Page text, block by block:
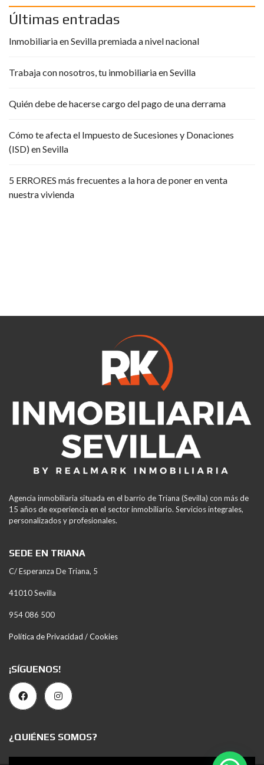
Últimas entradas
Inmobiliaria en Sevilla premiada a nivel nacional
Trabaja con nosotros, tu inmobiliaria en Sevilla
Quién debe de hacerse cargo del pago de una derrama
Cómo te afecta el Impuesto de Sucesiones y Donaciones
(ISD) en Sevilla
5 ERRORES más frecuentes a la hora de poner en venta
nuestra vivienda
Agencia inmobiliaria situada en el barrio de Triana (Sevilla) con más de
15 años de experiencia en el sector inmobiliario. Servicios integrales,
personalizados y profesionales.
SEDE EN TRIANA
C/ Esperanza De Triana, 5
41010 Sevilla
954 086 500
Política de Privacidad / Cookies
¡SÍGUENOS!
¿QUIÉNES SOMOS?